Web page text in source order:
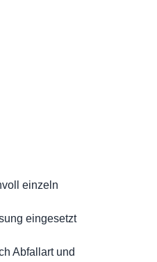
einzeln
eingesetzt
Abfallart und